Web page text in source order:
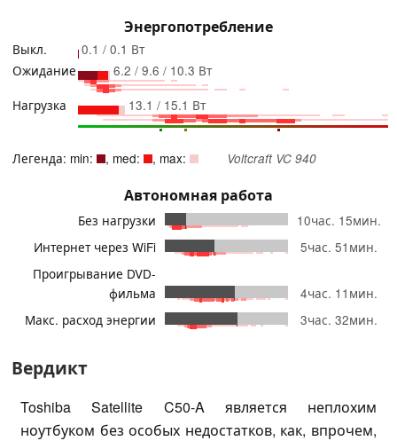
Энергопотребление
Выкл.
0.1 / 0.1 Вт
Ожидание
6.2 / 9.6 / 10.3 Вт
Нагрузка
13.1 / 15.1 Вт
Легенда: min: , med: , max: Voltcraft VC 940
Автономная работа
Без нагрузки
10час. 15мин.
Интернет через WiFi
5час. 51мин.
Проигрывание DVD-
фильма
4час. 11мин.
Макс. расход энергии
3час. 32мин.
Вердикт
Toshiba Satellite C50-A является неплохим
ноутбуком без особых недостатков, как, впрочем,